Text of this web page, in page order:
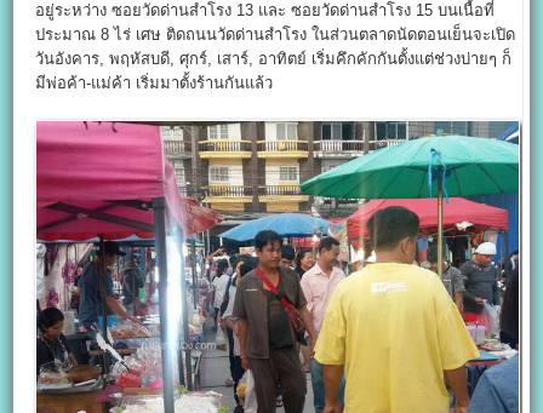
อยู่ระหว่าง ซอยวัดด่านสำโรง 13 และ ซอยวัดด่านสำโรง 15 บนเนื้อที่
ประมาณ 8 ไร่ เศษ ติดถนนวัดด่านสำโรง ในส่วนตลาดนัดตอนเย็นจะเปิด
วันอังคาร, พฤหัสบดี, ศุกร์, เสาร์, อาทิตย์ เริ่มคึกคักกันตั้งแต่ช่วงบ่ายๆ ก็
มีพ่อค้า-แม่ค้า เริ่มมาตั้งร้านกันแล้ว